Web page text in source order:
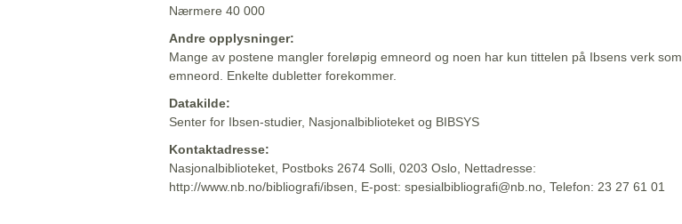
Nærmere 40 000
Andre opplysninger:
Mange av postene mangler foreløpig emneord og noen har kun tittelen på Ibsens verk som
emneord. Enkelte dubletter forekommer.
Datakilde:
Senter for Ibsen-studier, Nasjonalbiblioteket og BIBSYS
Kontaktadresse:
Nasjonalbiblioteket, Postboks 2674 Solli, 0203 Oslo, Nettadresse:
http://www.nb.no/bibliografi/ibsen, E-post: spesialbibliografi@nb.no, Telefon: 23 27 61 01